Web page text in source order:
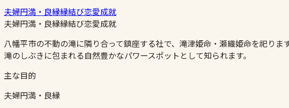
夫婦円満・良縁縁結び恋愛成就
夫婦円満・良縁縁結び恋愛成就
八幡平市の不動の滝に隣り合って鎮座する社で、滝津姫命・瀬織姫命を祀り
滝のしぶきに包まれる自然豊かなパワースポットとして知られます。
主な目的
夫婦円満・良縁